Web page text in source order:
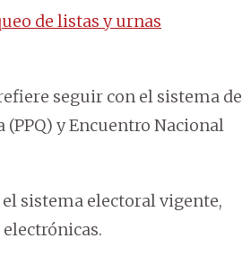
de listas y urnas
seguir con el sistema de
y Encuentro Nacional
el sistema electoral vigente,